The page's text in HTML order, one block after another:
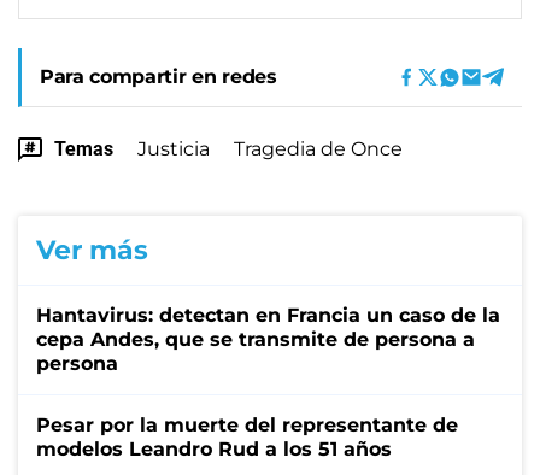
Para compartir en redes
Temas Justicia Tragedia de Once
Ver más
Hantavirus: detectan en Francia un caso de la
cepa Andes, que se transmite de persona a
persona
Pesar por la muerte del representante de
modelos Leandro Rud a los 51 años